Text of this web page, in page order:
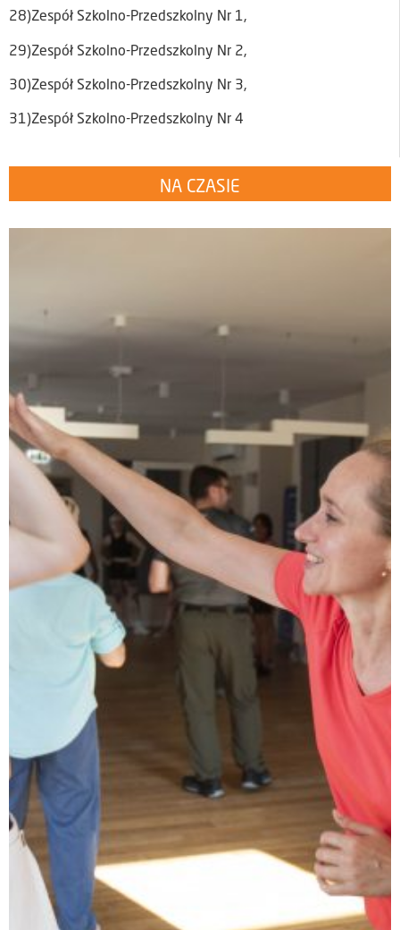
28)Zespół Szkolno-Przedszkolny Nr 1,
29)Zespół Szkolno-Przedszkolny Nr 2,
30)Zespół Szkolno-Przedszkolny Nr 3,
31)Zespół Szkolno-Przedszkolny Nr 4
NA CZASIE